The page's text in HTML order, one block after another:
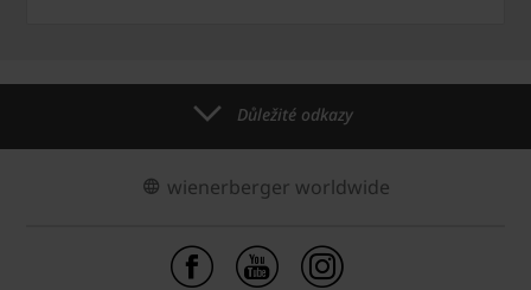
Důležité odkazy
wienerberger worldwide